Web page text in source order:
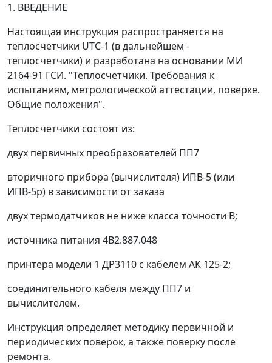
1. ВВЕДЕНИЕ
Настоящая инструкция распространяется на
теплосчетчики UTC-1 (в дальнейшем -
теплосчетчики) и разработана на основании МИ
2164-91 ГСИ. "Теплосчетчики. Требования к
испытаниям, метрологической аттестации, поверке.
Общие положения".
Теплосчетчики состоят из:
двух первичных преобразователей ПП7
вторичного прибора (вычислителя) ИПВ-5 (или
ИПВ-5р) в зависимости от заказа
двух термодатчиков не ниже класса точности В;
источника питания 4В2.887.048
принтера модели 1 ДР3110 с кабелем АК 125-2;
соединительного кабеля между ПП7 и
вычислителем.
Инструкция определяет методику первичной и
периодических поверок, а также поверку после
ремонта.